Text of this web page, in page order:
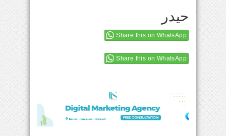
حيدر
Share this on WhatsApp
Share this on WhatsApp